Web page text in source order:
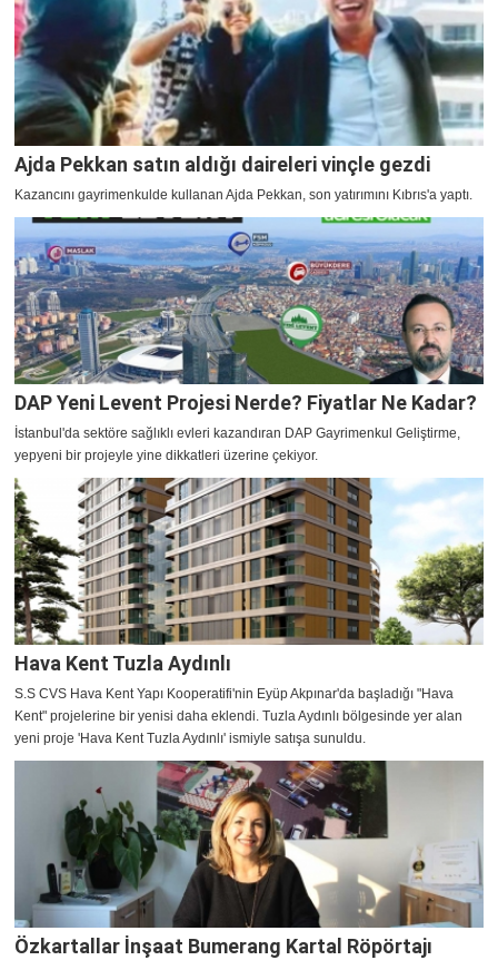
Ajda Pekkan satın aldığı daireleri vinçle gezdi
Kazancını gayrimenkulde kullanan Ajda Pekkan, son yatırımını Kıbrıs'a yaptı.
DAP Yeni Levent Projesi Nerde? Fiyatlar Ne Kadar?
İstanbul'da sektöre sağlıklı evleri kazandıran DAP Gayrimenkul Geliştirme,
yepyeni bir projeyle yine dikkatleri üzerine çekiyor.
Hava Kent Tuzla Aydınlı
S.S CVS Hava Kent Yapı Kooperatifi'nin Eyüp Akpınar'da başladığı "Hava
Kent" projelerine bir yenisi daha eklendi. Tuzla Aydınlı bölgesinde yer alan
yeni proje 'Hava Kent Tuzla Aydınlı' ismiyle satışa sunuldu.
Özkartallar İnşaat Bumerang Kartal Röpörtajı